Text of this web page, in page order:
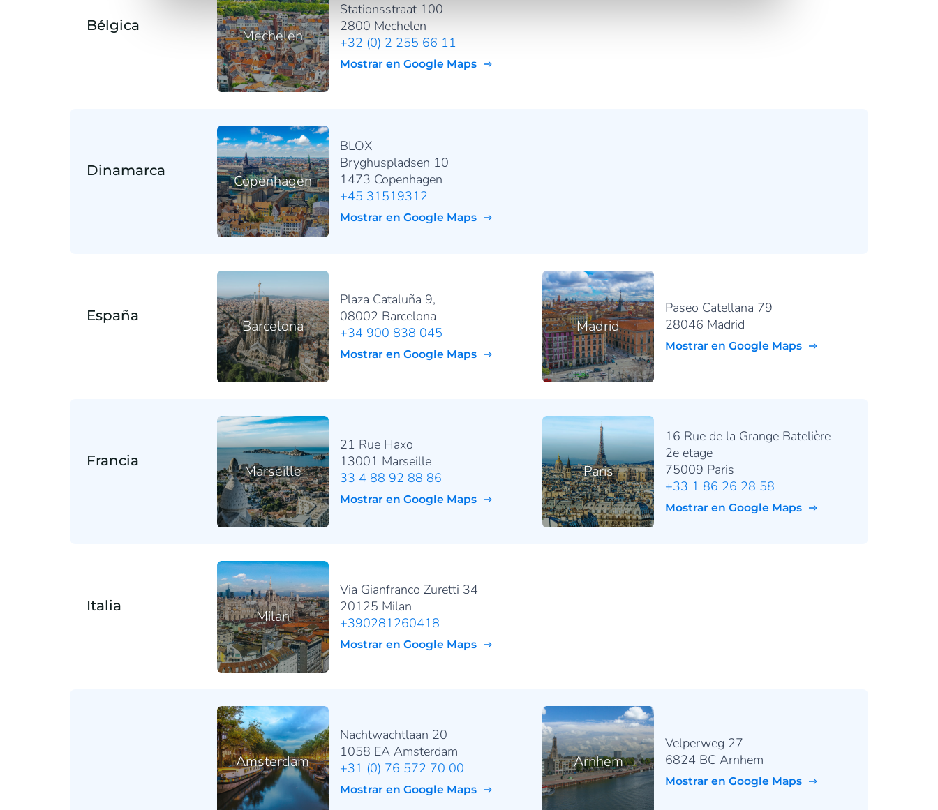
Bélgica
Mechelen
Stationsstraat 100
2800 Mechelen
+32 (0) 2 255 66 11
Mostrar en Google Maps
Dinamarca
Copenhagen
BLOX
Bryghuspladsen 10
1473 Copenhagen
+45 31519312
Mostrar en Google Maps
España
Barcelona
Plaza Cataluña 9,
08002 Barcelona
+34 900 838 045
Mostrar en Google Maps
Madrid
Paseo Catellana 79
28046 Madrid
Mostrar en Google Maps
Francia
Marseille
21 Rue Haxo
13001 Marseille
33 4 88 92 88 86
Mostrar en Google Maps
Paris
16 Rue de la Grange Batelière
2e etage
75009 Paris
+33 1 86 26 28 58
Mostrar en Google Maps
Italia
Milan
Via Gianfranco Zuretti 34
20125 Milan
+390281260418
Mostrar en Google Maps
Amsterdam
Nachtwachtlaan 20
1058 EA Amsterdam
+31 (0) 76 572 70 00
Mostrar en Google Maps
Arnhem
Velperweg 27
6824 BC Arnhem
Mostrar en Google Maps